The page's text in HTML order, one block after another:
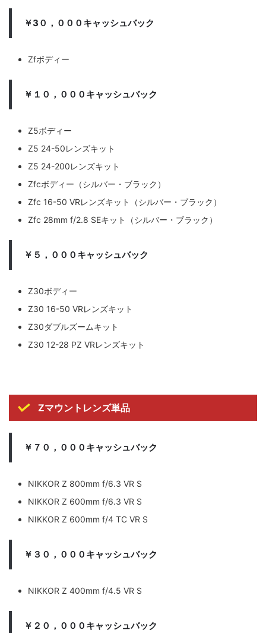
￥3０，０００キャッシュバック
Zfボディー
￥１０，０００キャッシュバック
Z5ボディー
Z5 24-50レンズキット
Z5 24-200レンズキット
Zfcボディー（シルバー・ブラック）
Zfc 16-50 VRレンズキット（シルバー・ブラック）
Zfc 28mm f/2.8 SEキット（シルバー・ブラック）
￥５，０００キャッシュバック
Z30ボディー
Z30 16-50 VRレンズキット
Z30ダブルズームキット
Z30 12-28 PZ VRレンズキット
Zマウントレンズ単品
￥７０，０００キャッシュバック
NIKKOR Z 800mm f/6.3 VR S
NIKKOR Z 600mm f/6.3 VR S
NIKKOR Z 600mm f/4 TC VR S
￥３０，０００キャッシュバック
NIKKOR Z 400mm f/4.5 VR S
￥２０，０００キャッシュバック